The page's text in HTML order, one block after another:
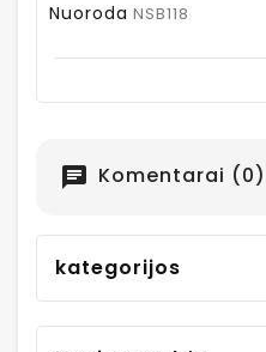
Nuoroda NSB118
chat Komentarai (0)
kategorijos